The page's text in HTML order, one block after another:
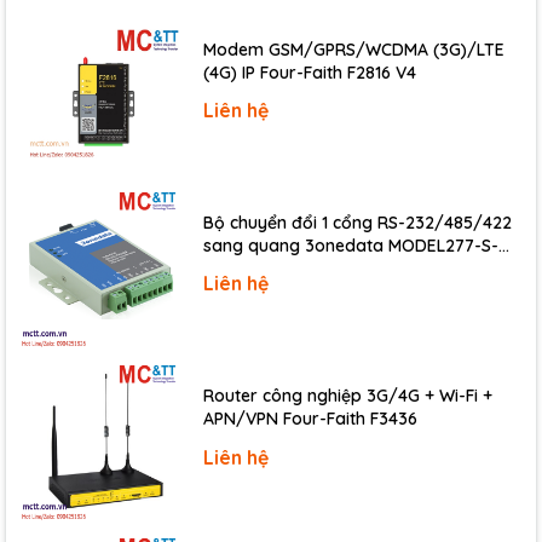
Watchdog Timer
Dual Watchdog Timer
Display
Resolution
800 x 600, 1024 x 768
LED Indicators
Status
I/O Expansion
I/O Type
Slots
Modem GSM/GPRS/WCDMA (3G)/LTE
(4G) IP Four-Faith F2816 V4
Liên hệ
Bộ chuyển đổi 1 cổng RS-232/485/422
sang quang 3onedata MODEL277-S-
20KM)
Liên hệ
Router công nghiệp 3G/4G + Wi-Fi +
APN/VPN Four-Faith F3436
Liên hệ